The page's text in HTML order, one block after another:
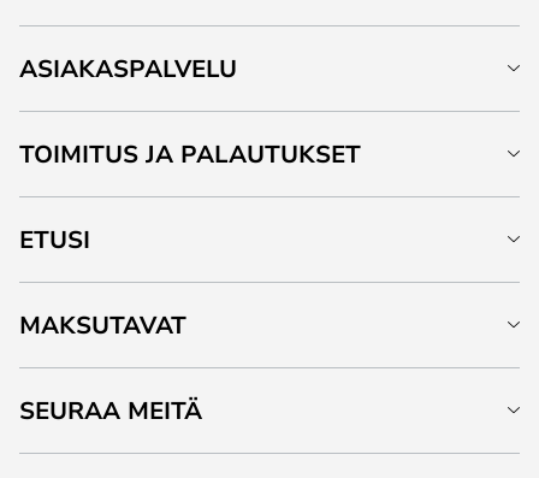
ASIAKASPALVELU
TOIMITUS JA PALAUTUKSET
ETUSI
MAKSUTAVAT
SEURAA MEITÄ